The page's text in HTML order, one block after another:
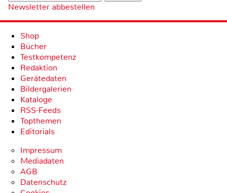
Newsletter abbestellen
Shop
Bücher
Testkompetenz
Redaktion
Gerätedaten
Bildergalerien
Kataloge
RSS-Feeds
Topthemen
Editorials
Impressum
Mediadaten
AGB
Datenschutz